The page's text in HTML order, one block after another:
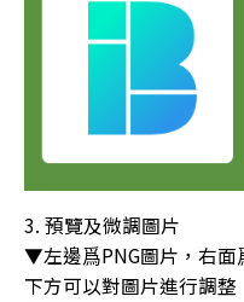
預覽及微調圖片
▼左邊爲PNG圖片，右面
下方可以對圖片進行調整